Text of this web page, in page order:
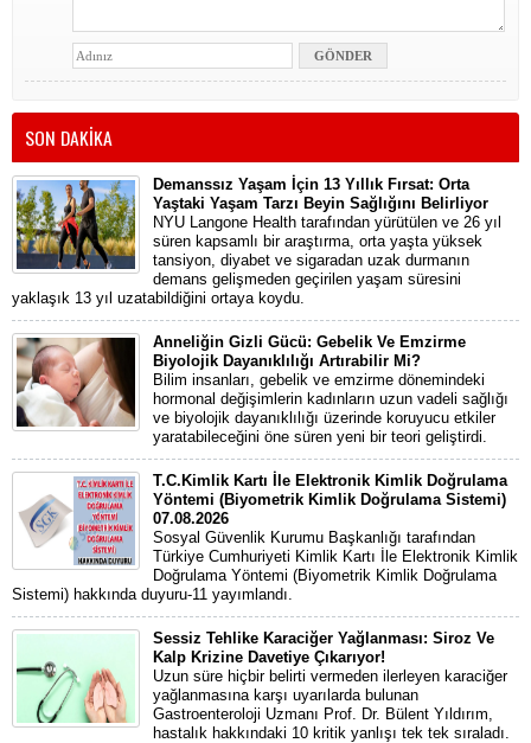
SON DAKİKA
Demanssız Yaşam İçin 13 Yıllık Fırsat: Orta
Yaştaki Yaşam Tarzı Beyin Sağlığını Belirliyor
NYU Langone Health tarafından yürütülen ve 26 yıl
süren kapsamlı bir araştırma, orta yaşta yüksek
tansiyon, diyabet ve sigaradan uzak durmanın
demans gelişmeden geçirilen yaşam süresini
yaklaşık 13 yıl uzatabildiğini ortaya koydu.
Anneliğin Gizli Gücü: Gebelik Ve Emzirme
Biyolojik Dayanıklılığı Artırabilir Mi?
Bilim insanları, gebelik ve emzirme dönemindeki
hormonal değişimlerin kadınların uzun vadeli sağlığı
ve biyolojik dayanıklılığı üzerinde koruyucu etkiler
yaratabileceğini öne süren yeni bir teori geliştirdi.
T.C.Kimlik Kartı İle Elektronik Kimlik Doğrulama
Yöntemi (Biyometrik Kimlik Doğrulama Sistemi)
07.08.2026
Sosyal Güvenlik Kurumu Başkanlığı tarafından
Türkiye Cumhuriyeti Kimlik Kartı İle Elektronik Kimlik
Doğrulama Yöntemi (Biyometrik Kimlik Doğrulama
Sistemi) hakkında duyuru-11 yayımlandı.
Sessiz Tehlike Karaciğer Yağlanması: Siroz Ve
Kalp Krizine Davetiye Çıkarıyor!
Uzun süre hiçbir belirti vermeden ilerleyen karaciğer
yağlanmasına karşı uyarılarda bulunan
Gastroenteroloji Uzmanı Prof. Dr. Bülent Yıldırım,
hastalık hakkındaki 10 kritik yanlışı tek tek sıraladı.